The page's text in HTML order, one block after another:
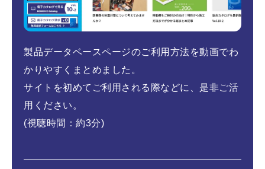
製品データベースページのご利用方法を動画でわ
かりやすくまとめました。
サイトを初めてご利用される際などに、是非ご活
用ください。
(視聴時間：約3分)